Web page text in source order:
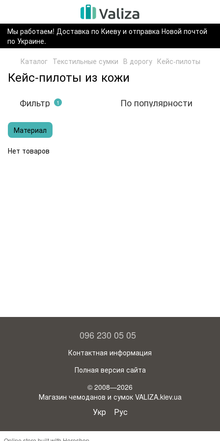
Мы работаем! Доставка по Киеву и отправка Новой почтой
по Украине.
Каталог Текстильные сумки В дорогу Кейс-пилоты
Кейс-пилоты из кожи
Фильтр 1 По популярности
Материал
Нет товаров
096 230 05 05
Контактная информация
Полная версия сайта
© 2008—2026
Магазин чемоданов и сумок VALIZA.kiev.ua
Укр Рус